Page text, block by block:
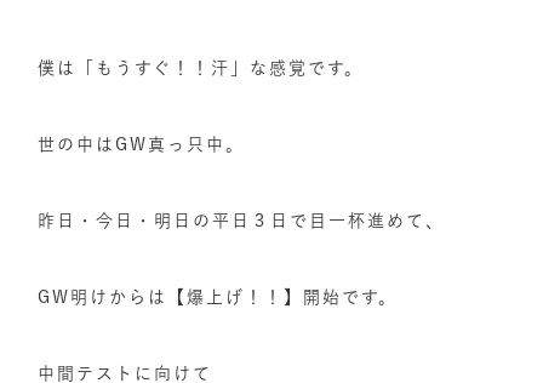
僕は「もうすぐ！！汗」な感覚です。
世の中はGW真っ只中。
昨日・今日・明日の平日３日で目一杯進めて、
GW明けからは【爆上げ！！】開始です。
中間テストに向けて